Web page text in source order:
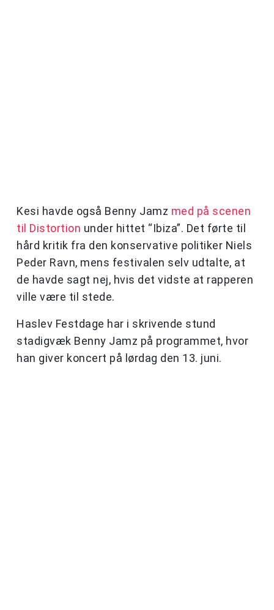
Kesi havde også Benny Jamz med på scenen
til Distortion under hittet “Ibiza”. Det førte til
hård kritik fra den konservative politiker Niels
Peder Ravn, mens festivalen selv udtalte, at
de havde sagt nej, hvis det vidste at rapperen
ville være til stede.
Haslev Festdage har i skrivende stund
stadigvæk Benny Jamz på programmet, hvor
han giver koncert på lørdag den 13. juni.